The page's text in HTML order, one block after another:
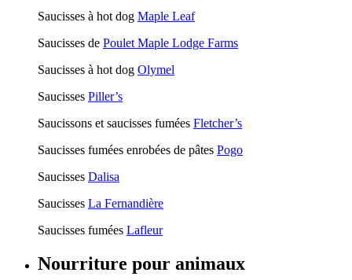
Saucisses à hot dog Maple Leaf
Saucisses de Poulet Maple Lodge Farms
Saucisses à hot dog Olymel
Saucisses Piller’s
Saucissons et saucisses fumées Fletcher’s
Saucisses fumées enrobées de pâtes Pogo
Saucisses Dalisa
Saucisses La Fernandière
Saucisses fumées Lafleur
Nourriture pour animaux